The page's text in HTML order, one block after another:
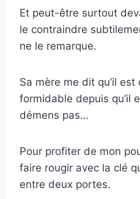
Et peut-être surtout
le contraindre
ne le remarque.
Sa mère me dit qu’il
formidable depuis qu’il
démens pas…
Pour profiter de mon
faire rougir avec la clé
entre deux portes.